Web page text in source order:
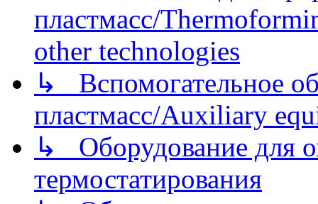
пластмасс/
other technologies
↳ Вспомогательное
пластмасс/Auxiliary
↳ Оборудование для
термостатирования